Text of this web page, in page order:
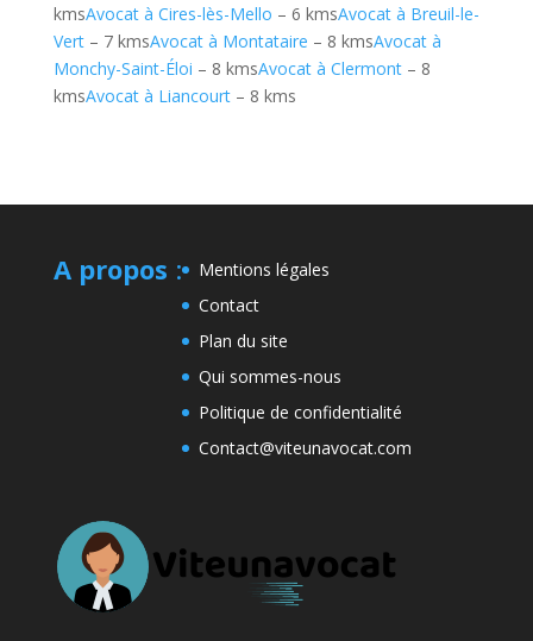
kmsAvocat à Cires-lès-Mello – 6 kmsAvocat à Breuil-le-
Vert– 7 kmsAvocat à Montataire – 8 kmsAvocat à
Monchy-Saint-Éloi – 8 kmsAvocat à Clermont– 8
kmsAvocat à Liancourt– 8 kms
A propos :
Mentions légales
Contact
Plan du site
Qui sommes-nous
Politique de confidentialité
Contact@viteunavocat.com